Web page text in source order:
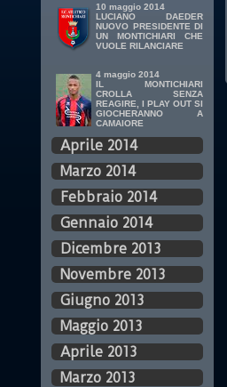
10 maggio 2014
LUCIANO DAEDER
NUOVO PRESIDENTE DI
UN MONTICHIARI CHE
VUOLE RILANCIARE
4 maggio 2014
IL MONTICHIARI
CROLLA SENZA
REAGIRE, I PLAY OUT SI
GIOCHERANNO A
CAMAIORE
Aprile 2014
Marzo 2014
Febbraio 2014
Gennaio 2014
Dicembre 2013
Novembre 2013
Giugno 2013
Maggio 2013
Aprile 2013
Marzo 2013